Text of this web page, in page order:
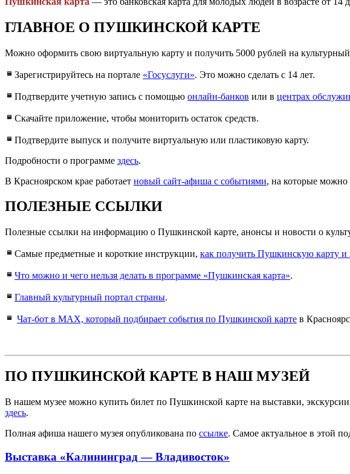
ГЛАВНОЕ О ПУШКИНСКОЙ КАРТЕ
Можно оформить свою виртуальную карту и получить 5000 рублей на культурный
Зарегистрируйтесь на портале «Госуслуги». Это можно сделать с 14 лет.
Подтвердите учетную запись с помощью онлайн-банков или в центрах
Скачайте приложение, чтобы мониторить остаток средств.
Подтвердите выпуск и получите виртуальную или пластиковую карту.
Подробности о программе здесь.
В Красноярском крае работает новый сайт-афиша с событиями, на которые можно
ПОЛЕЗНЫЕ ССЫЛКИ
Полезные ссылки на информацию о Пушкинской карте, анонсы и новости о
Самые предметные и короткие инструкции, как получить Пушкинскую карту и
Что можно и чего нельзя делать в программе «Пушкинская карта».
Главный культурный портал страны.
Чат-бот в MAX, который подбирает события по Пушкинской карте в
ПО ПУШКИНСКОЙ КАРТЕ В НАШ МУЗЕЙ
В нашем музее можно купить билет по Пушкинской карте на выставки,
здесь.
Полная афиша нашего музея опубликована по ссылке. Самое актуальное в этой
Выставка «Калининград — Владивосток»